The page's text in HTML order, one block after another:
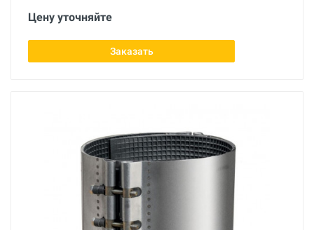
Цену уточняйте
Заказать